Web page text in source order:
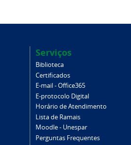
Serviços
Biblioteca
Certificados
E-mail - Office365
E-protocolo Digital
Horário de Atendimento
Lista de Ramais
Moodle - Unespar
Perguntas Frequentes